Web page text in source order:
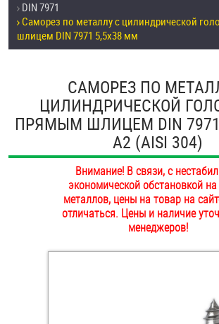
СКИДКИ
ПОКУПАТЕЛЯМ
ОПЛАТА И ДОСТАВКА
НАШИ МАГАЗИНЫ
Анкеры
Антивандальный крепёж,
Болты и винты
Втулки
Гайки
Дюбели
Дюймовый крепёж
DIN 7971
Саморез по металлу с цилиндрической
шлицем DIN 7971 5,5х38 мм
САМОРЕЗ ПО
ЦИЛИНДРИЧЕСКОЙ
ПРЯМЫМ ШЛИЦЕМ DIN
А2 (AISI 304)
Внимание! В связи, с
экономической обстановкой
металлов, цены на товар на
отличаться. Цены и наличие
менеджеров!